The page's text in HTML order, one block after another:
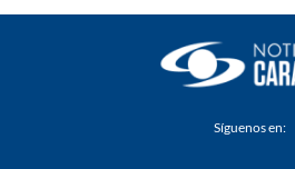
Síguenos en: